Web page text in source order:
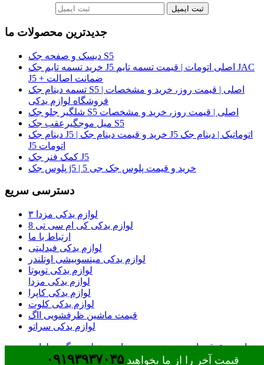
ثبت ایمیل
جدیدترین محصولات ما
دیسک و صفحه جک S5
خرید تسمه تایم جک J5 اصلی اتومات | قیمت تسمه تایم JAC
J5 + ضمانت اصالت
تسمه دینام جک S5 اصلی | قیمت روز، خرید و مشخصات |
فروشگاه لوازم یدکی
شلگیر جلو جک S5 اصلی | قیمت روز، خرید و مشخصات
میل موجگیرعقب جک S5
دینام جک J5 | خرید و قیمت دینام جک J5 اتوماتیک | دینام جک
J5 اتومات
کمک فنر جک J5
پلوس جک j5 | خرید و قیمت پلوس جک جی 5
دسترسی سریع
لوازم یدکی مزدا ۳
لوازم یدکی کی ام سی تی 8
ارتباط با ما
لوازم یدکی فیدلیتی
لوازم یدکی میتسوبیشی اوتلندر
لوازم یدکی تویوتا
لوازم یدکی مزدا
لوازم یدکی کاپرا
لوازم یدکی کلوت
قیمت ماشین ظرفشویی ااگ
لوازم یدکی سراتو
تمامی حقوق مادی و معنوی وب سایت متعلق به گروه لوازم
یدکی جک شاپ قهاری می باشد
۰۹۱۹۳۹۳۷۰۳۵ قیمت آخر را از ما بخواهید